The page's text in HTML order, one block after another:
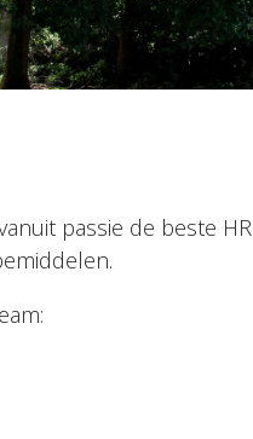
passie de beste HR